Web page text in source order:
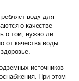
воду для
о качестве
о том, нужно ли
от качества воды
источников
При этом